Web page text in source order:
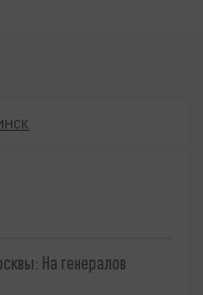
На генералов